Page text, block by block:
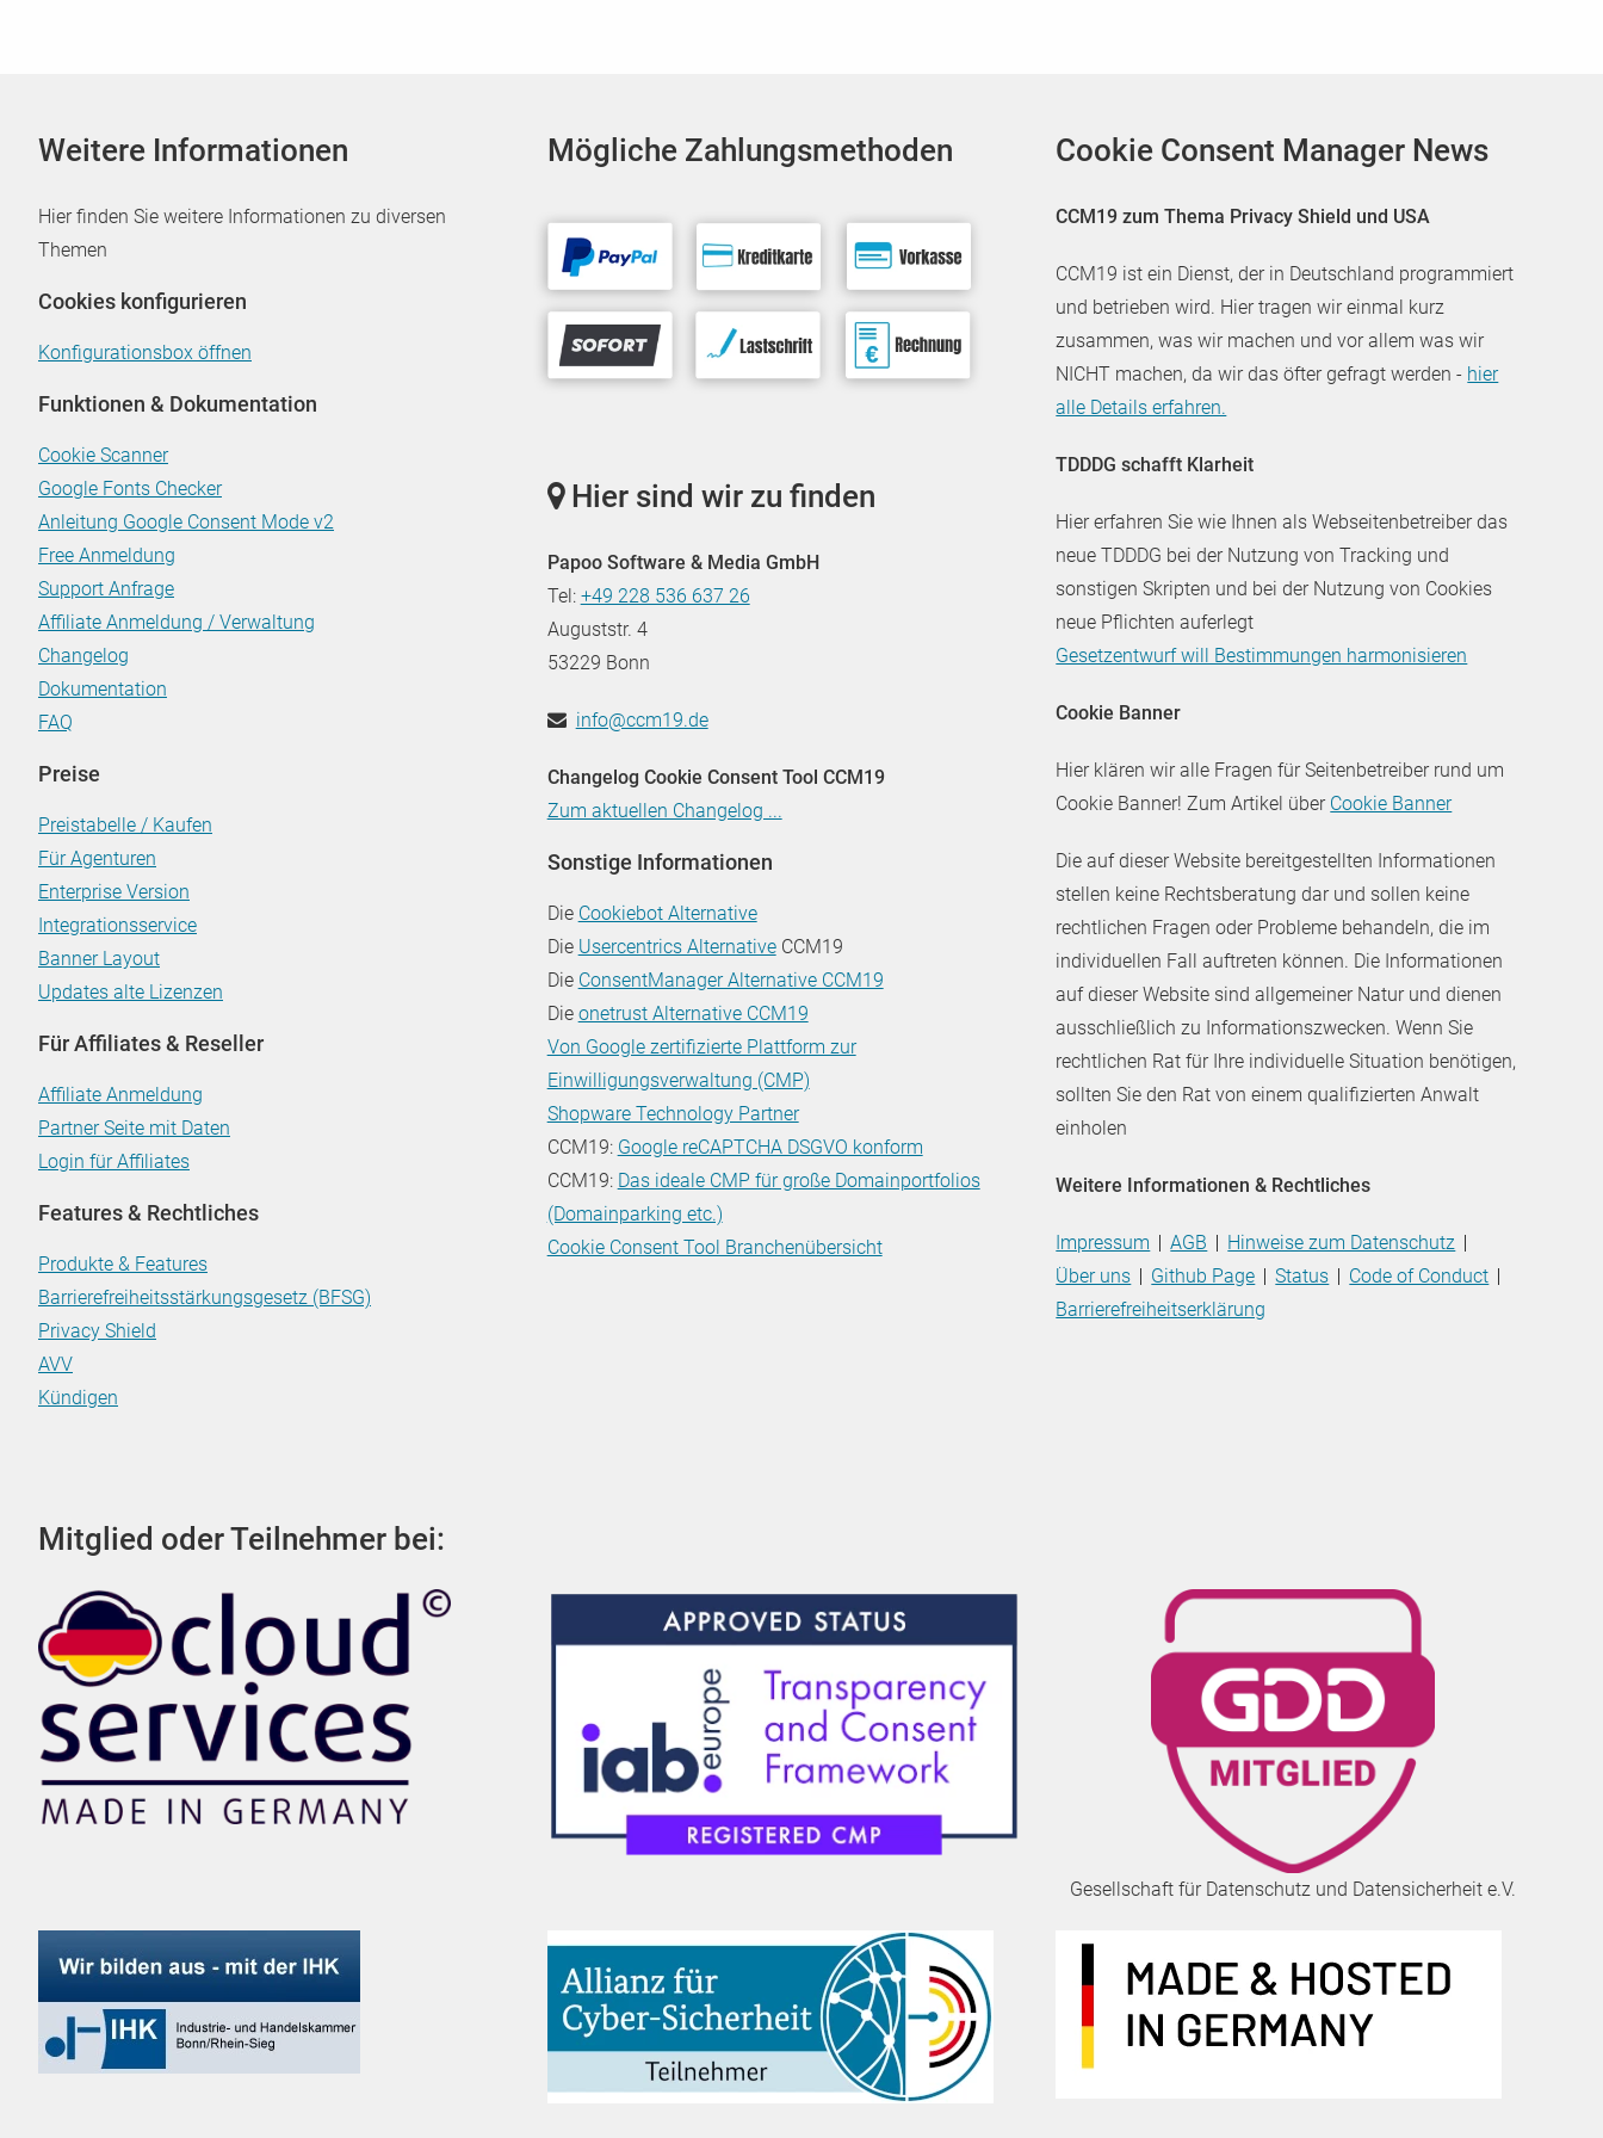
Weitere Informationen
Hier finden Sie weitere Informationen zu diversen
Themen
Cookies konfigurieren
Konfigurationsbox öffnen
Funktionen & Dokumentation
Cookie Scanner
Google Fonts Checker
Anleitung Google Consent Mode v2
Free Anmeldung
Support Anfrage
Affiliate Anmeldung / Verwaltung
Changelog
Dokumentation
FAQ
Preise
Preistabelle / Kaufen
Für Agenturen
Enterprise Version
Integrationsservice
Banner Layout
Updates alte Lizenzen
Für Affiliates & Reseller
Affiliate Anmeldung
Partner Seite mit Daten
Login für Affiliates
Features & Rechtliches
Produkte & Features
Barrierefreiheitsstärkungsgesetz (BFSG)
Privacy Shield
AVV
Kündigen
Mögliche Zahlungsmethoden
Hier sind wir zu finden
Papoo Software & Media GmbH
Tel: +49 228 536 637 26
Auguststr. 4
53229 Bonn
info@ccm19.de
Changelog Cookie Consent Tool CCM19
Zum aktuellen Changelog ...
Sonstige Informationen
Die Cookiebot Alternative
Die Usercentrics AlternativeCCM19
Die ConsentManager Alternative CCM19
Die onetrust Alternative CCM19
Von Google zertifizierte Plattform zur
Einwilligungsverwaltung (CMP)
Shopware Technology Partner
CCM19: Google reCAPTCHA DSGVO konform
CCM19: Das ideale CMP für große Domainportfolios
(Domainparking etc.)
Cookie Consent Tool Branchenübersicht
Cookie Consent Manager News
CCM19 zum Thema Privacy Shield und USA
CCM19 ist ein Dienst, der in Deutschland programmiert
und betrieben wird. Hier tragen wir einmal kurz
zusammen, was wir machen und vor allem was wir
NICHT machen, da wir das öfter gefragt werden - hier
alle Details erfahren.
TDDDG schafft Klarheit
Hier erfahren Sie wie Ihnen als Webseitenbetreiber das
neue TDDDG bei der Nutzung von Tracking und
sonstigen Skripten und bei der Nutzung von Cookies
neue Pflichten auferlegt
Gesetzentwurf will Bestimmungen harmonisieren
Cookie Banner
Hier klären wir alle Fragen für Seitenbetreiber rund um
Cookie Banner! Zum Artikel über Cookie Banner
Die auf dieser Website bereitgestellten Informationen
stellen keine Rechtsberatung dar und sollen keine
rechtlichen Fragen oder Probleme behandeln, die im
individuellen Fall auftreten können. Die Informationen
auf dieser Website sind allgemeiner Natur und dienen
ausschließlich zu Informationszwecken. Wenn Sie
rechtlichen Rat für Ihre individuelle Situation benötigen,
sollten Sie den Rat von einem qualifizierten Anwalt
einholen
Weitere Informationen & Rechtliches
Impressum AGB
Hinweise zum Datenschutz
Über uns
Github Page Status
Code of Conduct
Barrierefreiheitserklärung
Mitglied oder Teilnehmer bei:
Gesellschaft für Datenschutz und Datensicherheit e.V.